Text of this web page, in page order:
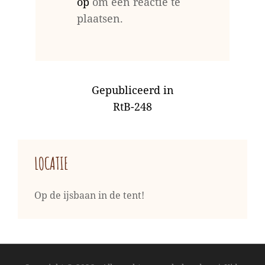
plaatsen.
Gepubliceerd in
RtB-248
LOCATIE
Op de ijsbaan in de tent!